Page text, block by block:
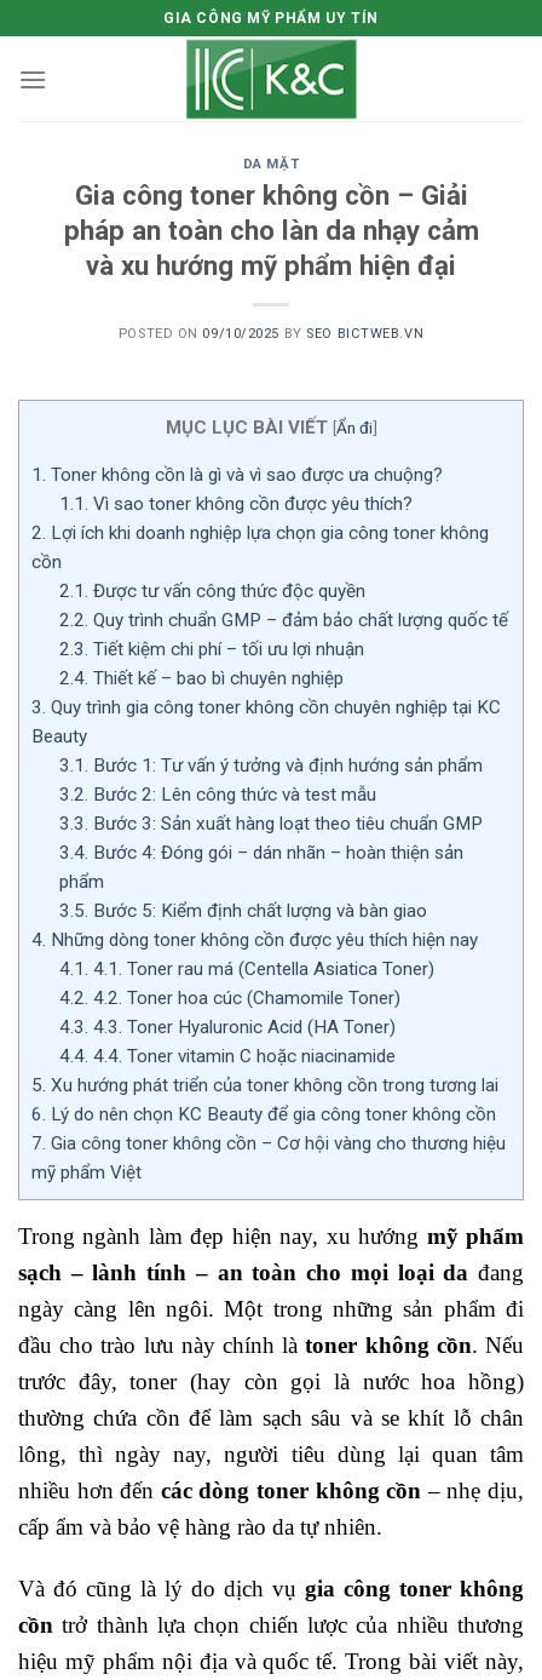
to
content
GIA CÔNG MỸ PHẨM UY TÍN
DA MẶT
Gia công toner không cồn – Giải
pháp an toàn cho làn da nhạy cảm
và xu hướng mỹ phẩm hiện đại
POSTED ON 09/10/2025 BY SEO BICTWEB.VN
MỤC LỤC BÀI VIẾT [Ẩn đi]
1. Toner không cồn là gì và vì sao được ưa chuộng?
1.1. Vì sao toner không cồn được yêu thích?
2. Lợi ích khi doanh nghiệp lựa chọn gia công toner không
cồn
2.1. Được tư vấn công thức độc quyền
2.2. Quy trình chuẩn GMP – đảm bảo chất lượng quốc tế
2.3. Tiết kiệm chi phí – tối ưu lợi nhuận
2.4. Thiết kế – bao bì chuyên nghiệp
3. Quy trình gia công toner không cồn chuyên nghiệp tại KC
Beauty
3.1. Bước 1: Tư vấn ý tưởng và định hướng sản phẩm
3.2. Bước 2: Lên công thức và test mẫu
3.3. Bước 3: Sản xuất hàng loạt theo tiêu chuẩn GMP
3.4. Bước 4: Đóng gói – dán nhãn – hoàn thiện sản
phẩm
3.5. Bước 5: Kiểm định chất lượng và bàn giao
4. Những dòng toner không cồn được yêu thích hiện nay
4.1. 4.1. Toner rau má (Centella Asiatica Toner)
4.2. 4.2. Toner hoa cúc (Chamomile Toner)
4.3. 4.3. Toner Hyaluronic Acid (HA Toner)
4.4. 4.4. Toner vitamin C hoặc niacinamide
5. Xu hướng phát triển của toner không cồn trong tương lai
6. Lý do nên chọn KC Beauty để gia công toner không cồn
7. Gia công toner không cồn – Cơ hội vàng cho thương hiệu
mỹ phẩm Việt
Trong ngành làm đẹp hiện nay, xu hướng mỹ phẩm
sạch – lành tính – an toàn cho mọi loại da đang
ngày càng lên ngôi. Một trong những sản phẩm đi
đầu cho trào lưu này chính làtoner không cồn. Nếu
trước đây, toner (hay còn gọi là nước hoa hồng)
thường chứa cồn để làm sạch sâu và se khít lỗ chân
lông, thì ngày nay, người tiêu dùng lại quan tâm
nhiều hơn đến các dòng toner không cồn – nhẹ dịu,
cấp ẩm và bảo vệ hàng rào da tự nhiên.
Và đó cũng là lý do dịch vụ gia công toner không
cồn trở thành lựa chọn chiến lược của nhiều thương
hiệu mỹ phẩm nội địa và quốc tế. Trong bài viết này,